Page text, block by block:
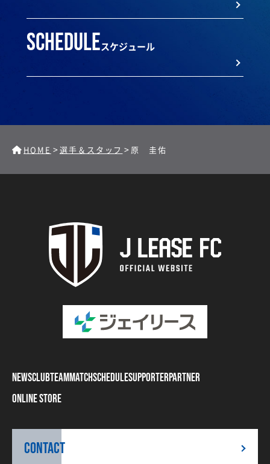
scheduleスケジュール
HOME >選手＆スタッフ > 原 圭佑
NEWSCLUBTEAMMATCHSCHEDULESUPPORTERPARTNER
ONLINE STORE
CONTACT